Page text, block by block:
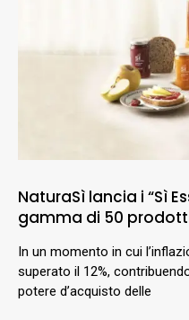
NaturaSì lancia i “Sì
gamma di 50
In un momento in cui
superato il 12%,
potere d’acquisto delle